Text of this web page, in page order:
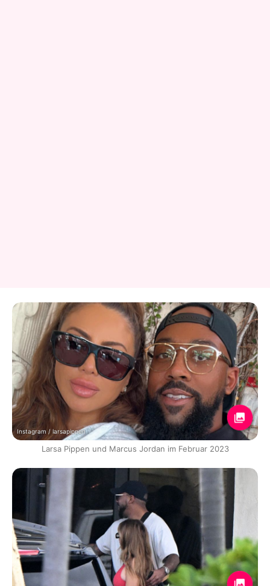
Instagram / larsapippen
Larsa Pippen und Marcus Jordan im Februar 2023